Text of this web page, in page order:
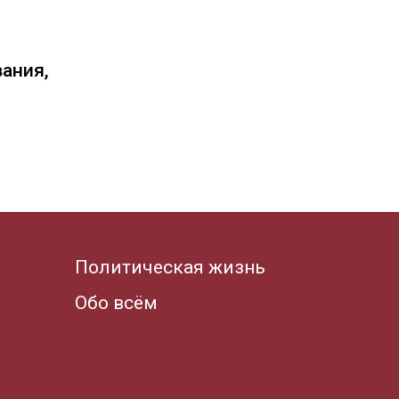
Политическая жизнь
Обо всём